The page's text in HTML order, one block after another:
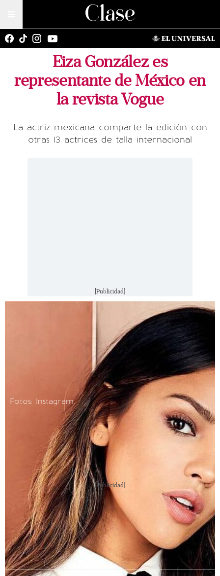
Eiza González es
representante de México en
la revista Vogue
La actriz mexicana comparte la edición con
otras 13 actrices de talla internacional
[Publicidad]
Fotos: Instagram
[Publicidad]